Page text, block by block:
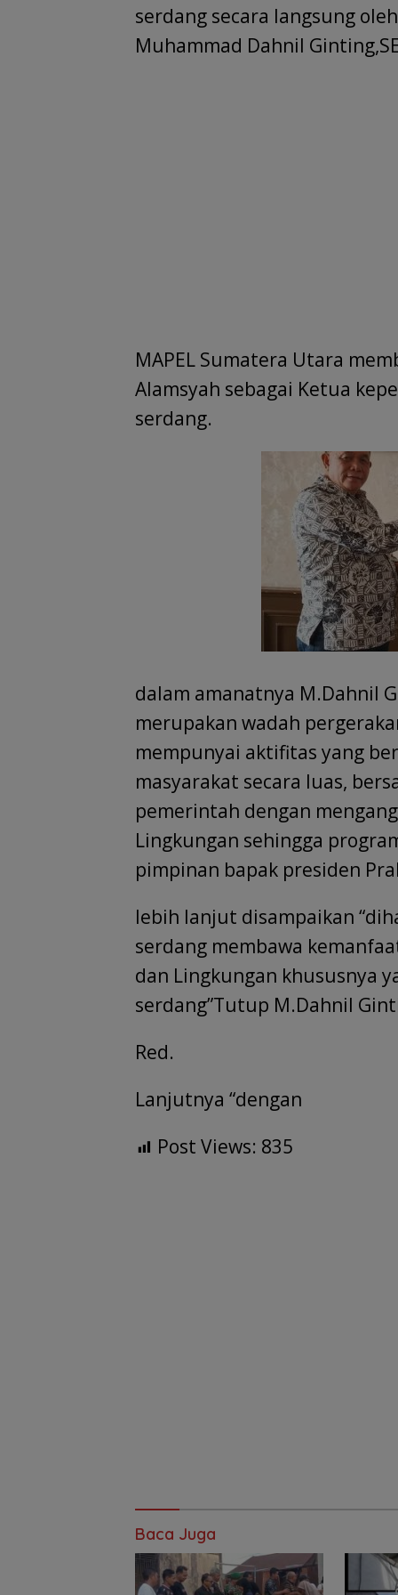
serdang secara langsung
Muhammad Dahnil
MAPEL Sumatera Utara
Alamsyah sebagai Ketua
serdang.
dalam amanatnya M.Dahnil
merupakan wadah
mempunyai aktifitas yang
masyarakat secara luas,
pemerintah dengan
Lingkungan sehingga
pimpinan bapak presiden
lebih lanjut disampaikan
serdang membawa
dan Lingkungan khususnya
serdang”Tutup M.Dahnil
Red.
Lanjutnya “dengan
Post Views: 835
Baca Juga